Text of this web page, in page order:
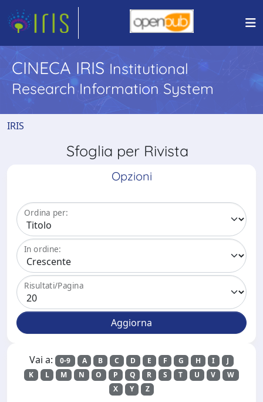
CINECA IRIS Institutional
Research Information System
IRIS
Sfoglia per Rivista
Opzioni
Ordina per:
In ordine:
Risultati/Pagina
Vai a: 0-9 A B C D E F G H I
J
K
L M N O P Q R S T U V
W
X
Y Z